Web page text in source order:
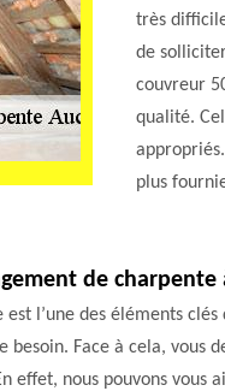
très
de
couvreur
qualité.
plus
de charpente
est l’une des éléments
besoin. Face à cela, vous
effet, nous pouvons